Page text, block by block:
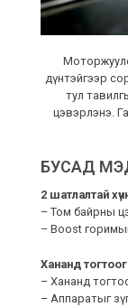
дүнтэйгээр
тул
цэвэрлэнэ.
БУСАД
2 шатлалтай
– Том байрны
– Boost
Хананд
– Хананд
– Аппаратыг